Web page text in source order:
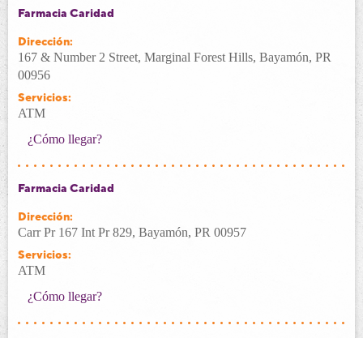
Farmacia Caridad
Dirección:
167 & Number 2 Street, Marginal Forest Hills, Bayamón, PR
00956
Servicios:
ATM
¿Cómo llegar?
Farmacia Caridad
Dirección:
Carr Pr 167 Int Pr 829, Bayamón, PR 00957
Servicios:
ATM
¿Cómo llegar?